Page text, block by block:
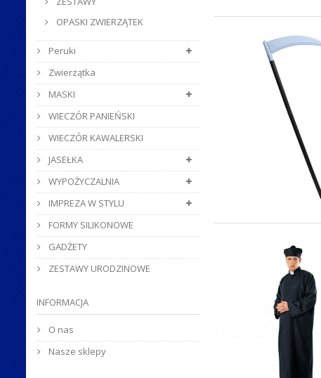
OPASKI ZWIERZĄTEK
Peruki
Zwierzątka
MASKI
WIECZÓR PANIEŃSKI
WIECZÓR KAWALERSKI
JASEŁKA
WYPOŻYCZALNIA
IMPREZA W STYLU
FORMY SILIKONOWE
GADŻETY
ZESTAWY URODZINOWE
INFORMACJA
O nas
Nasze sklepy